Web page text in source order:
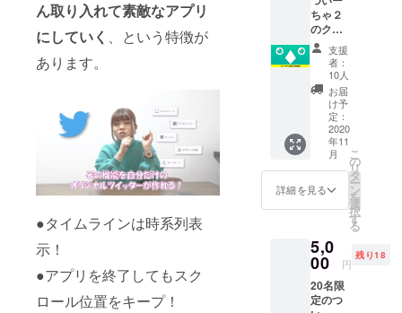
ん取り入れて素敵なアプリ
にしていく 、という特徴が
あります。
●タイムラインは時系列表
示！
●アプリを終了してもスク
ロール位置をキープ！
は上位
に表示
させて
いただ
きま
す。
ちゃ２
のクラ
ウド
ファン
ディン
グ限定
オリジ
ナル背
景画像
をお届
けしま
す。 ※
画像は
データ
でのお
なりま
す。
支援
者：
10人
お届
け予
定：
2020
年11
月
詳細を見る
こ
の
リ
タ
ー
ン
を
選
択
す
る
5,0
00 円
残り18
20名限
定のつ